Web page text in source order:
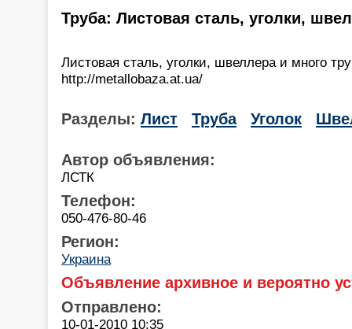
Труба: Листовая сталь, уголки,
Листовая сталь, уголки, швеллера и много
http://metallobaza.at.ua/
Разделы: Лист Труба Уголок
Автор объявления:
ЛСТК
Телефон:
050-476-80-46
Регион:
Украина
Объявление архивное и вероятно
Отправлено:
10-01-2010 10:35